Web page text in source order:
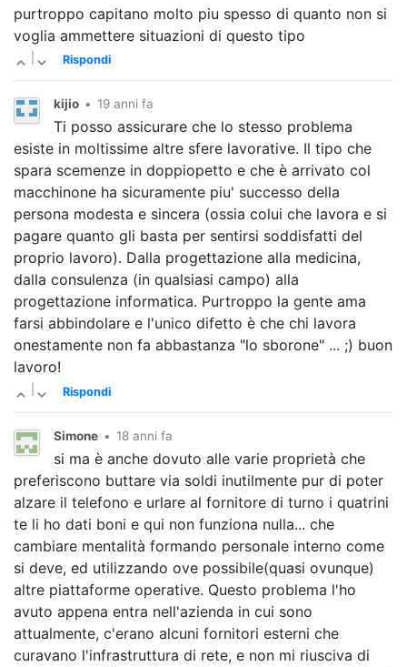
purtroppo capitano molto piu spesso di quanto non si
voglia ammettere situazioni di questo tipo
Rispondi
kijio • 19 anni fa
Ti posso assicurare che lo stesso problema
esiste in moltissime altre sfere lavorative. Il tipo che
spara scemenze in doppiopetto e che è arrivato col
macchinone ha sicuramente piu' successo della
persona modesta e sincera (ossia colui che lavora e si
pagare quanto gli basta per sentirsi soddisfatti del
proprio lavoro). Dalla progettazione alla medicina,
dalla consulenza (in qualsiasi campo) alla
progettazione informatica. Purtroppo la gente ama
farsi abbindolare e l'unico difetto è che chi lavora
onestamente non fa abbastanza "lo sborone" ... ;) buon
lavoro!
Rispondi
Simone • 18 anni fa
si ma è anche dovuto alle varie proprietà che
preferiscono buttare via soldi inutilmente pur di poter
alzare il telefono e urlare al fornitore di turno i quatrini
te li ho dati boni e qui non funziona nulla... che
cambiare mentalità formando personale interno come
si deve, ed utilizzando ove possibile(quasi ovunque)
altre piattaforme operative. Questo problema l'ho
avuto appena entra nell'azienda in cui sono
attualmente, c'erano alcuni fornitori esterni che
curavano l'infrastruttura di rete, e non mi riusciva di